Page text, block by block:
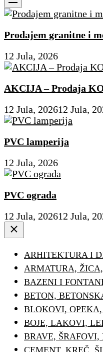
Prodajem granitne i
12 Jula, 2026
AKCIJA – Prodaja
12 Jula, 202612 Jula,
PVC lamperija
12 Jula, 2026
PVC ograda
12 Jula, 202612 Jula,
Close
ARHITEKTURA I
ARMATURA,
BAZENI I
BETON,
BLOKOVI,
BOJE, LAKOVI,
BRAVE,